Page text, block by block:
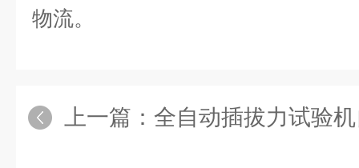
物流。
上一篇： 全自动插拔力试验